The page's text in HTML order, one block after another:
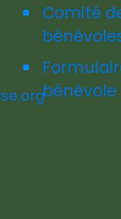
Comité
bénévole